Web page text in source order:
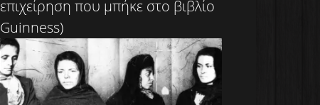
επιχείρηση που μπήκε στο βιβλίο
Guinness)